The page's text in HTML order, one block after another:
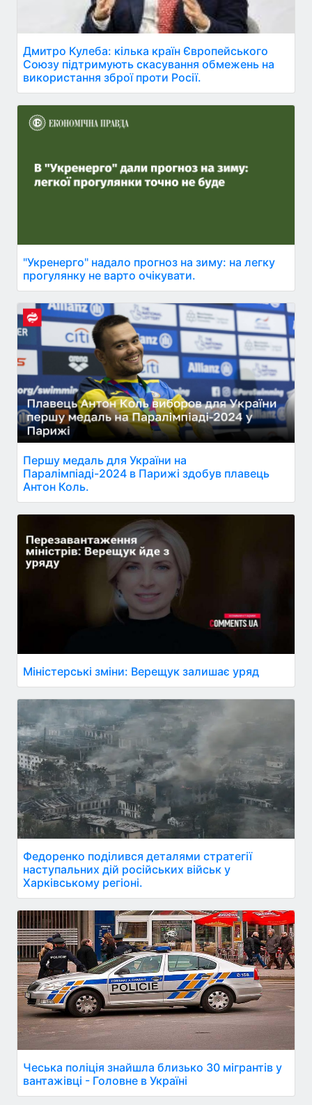
Дмитро Кулеба: кілька країн Європейського
Союзу підтримують скасування обмежень на
використання зброї проти Росії.
"Укренерго" надало прогноз на зиму: на легку
прогулянку не варто очікувати.
Першу медаль для України на
Паралімпіаді-2024 в Парижі здобув плавець
Антон Коль.
Міністерські зміни: Верещук залишає уряд
Федоренко поділився деталями стратегії
наступальних дій російських військ у
Харківському регіоні.
Чеська поліція знайшла близько 30 мігрантів у
вантажівці - Головне в Україні